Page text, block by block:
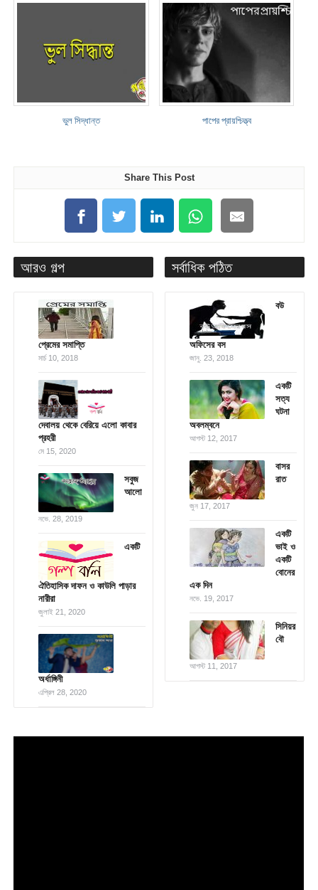
ভুল সিদ্ধান্ত পাপের প্রায়শ্চিত্ত্ব
Share This Post
আরও গল্প
প্রেমের সমাপ্তি
মার্চ 10, 2018
দেবালয় থেকে বেরিয়ে এলো কাবার
প্রহরী
মে 15, 2020
সবুজ
আলো
নভে. 28, 2019
একটি
ঐতিহাসিক দাফন ও কাউলি পাড়ার
নারীরা
জুলাই 21, 2020
অর্ধাঙ্গিনী
এপ্রিল 28, 2020
সর্বাধিক পঠিত
বউ
অফিসের বস
জানু. 23, 2018
একটি
সত্য
ঘটনা
অবলম্বনে
আগস্ট 12, 2017
বাসর
রাত
জুন 17, 2017
একটি
ভাই ও
একটি
বোনের
এক দিন
নভে. 19, 2017
সিনিয়র
বৌ
আগস্ট 11, 2017